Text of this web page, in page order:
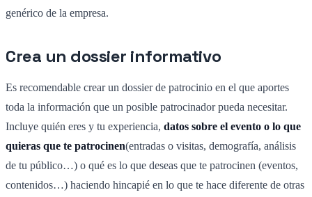
genérico de la empresa.
Crea un dossier informativo
Es recomendable crear un dossier de patrocinio en el que aportes
toda la información que un posible patrocinador pueda necesitar.
Incluye quién eres y tu experiencia, datos sobre el evento o lo que
quieras que te patrocinen(entradas o visitas, demografía, análisis
de tu público…) o qué es lo que deseas que te patrocinen (eventos,
contenidos…) haciendo hincapié en lo que te hace diferente de otras